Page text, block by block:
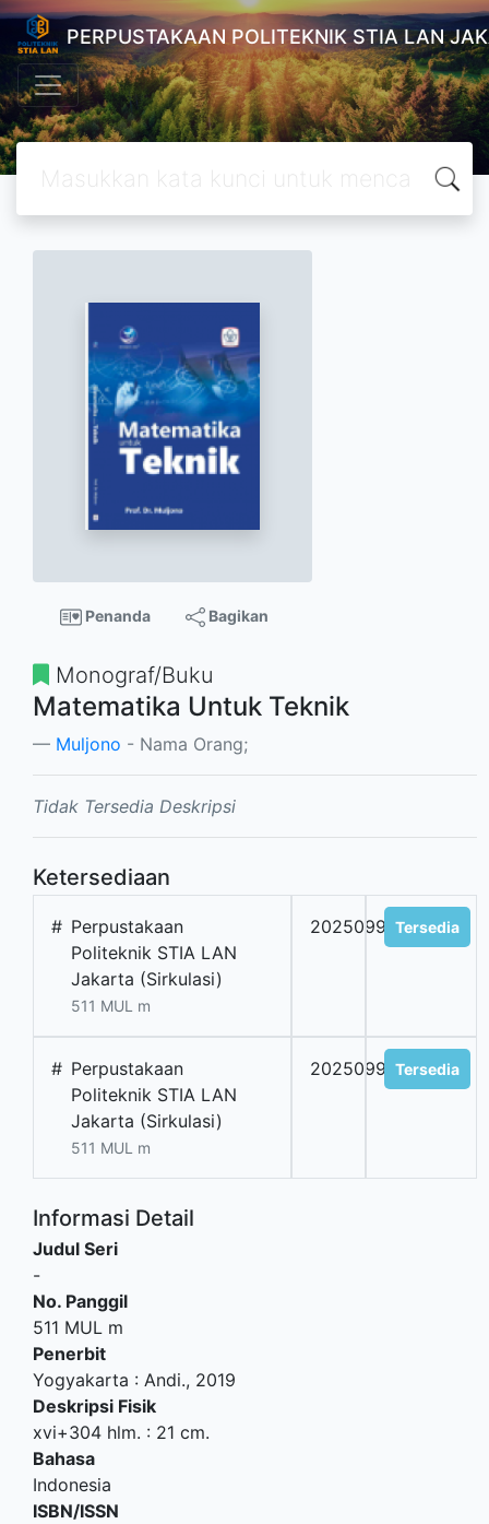
PERPUSTAKAAN POLITEKNIK STIA LAN
Penanda Bagikan
Monograf/Buku
Matematika Untuk Teknik
Muljono - Nama Orang;
Tidak Tersedia Deskripsi
Ketersediaan
# Perpustakaan
Politeknik STIA LAN
Jakarta (Sirkulasi)
511 MUL m
2025099127Tersedia
# Perpustakaan
Politeknik STIA LAN
Jakarta (Sirkulasi)
511 MUL m
2025099128Tersedia
Informasi Detail
Judul Seri
-
No. Panggil
511 MUL m
Penerbit
Yogyakarta : Andi., 2019
Deskripsi Fisik
xvi+304 hlm. : 21 cm.
Bahasa
Indonesia
ISBN/ISSN